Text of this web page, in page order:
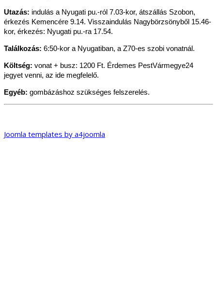
Utazás: indulás a Nyugati pu.-ról 7.03-kor, átszállás Szobon,
érkezés Kemencére 9.14. Visszaindulás Nagybörzsönyből 15.46-
kor, érkezés: Nyugati pu.-ra 17.54.
Találkozás: 6:50-kor a Nyugatiban, a Z70-es szobi vonatnál.
Költség: vonat + busz: 1200 Ft. Érdemes PestVármegye24
jegyet venni, az ide megfelelő.
Egyéb: gombázáshoz szükséges felszerelés.
Joomla templates by a4joomla